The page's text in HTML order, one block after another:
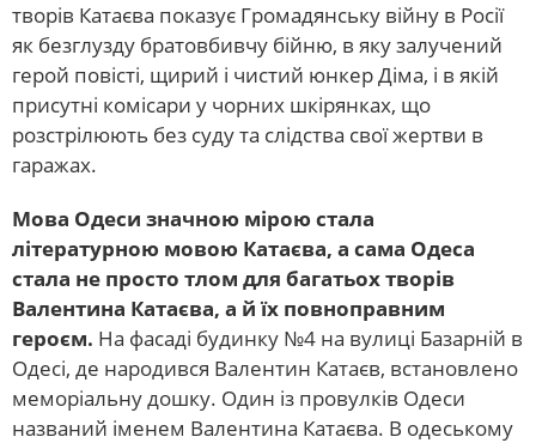
творів Катаєва показує Громадянську війну в Росії
як безглузду братовбивчу бійню, в яку залучений
герой повісті, щирий і чистий юнкер Діма, і в якій
присутні комісари у чорних шкірянках, що
розстрілюють без суду та слідства свої жертви в
гаражах.
Мова Одеси значною мірою стала
літературною мовою Катаєва, а сама Одеса
стала не просто тлом для багатьох творів
Валентина Катаєва, а й їх повноправним
героєм. На фасаді будинку №4 на вулиці Базарній в
Одесі, де народився Валентин Катаєв, встановлено
меморіальну дошку. Один із провулків Одеси
названий іменем Валентина Катаєва. В одеському